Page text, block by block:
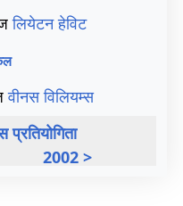
लियेटन हेविट
वीनस विलियम्स
2002 >